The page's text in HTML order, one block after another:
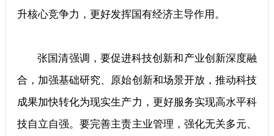
升核心竞争力，更好发挥国有经济主导作用。
张国清强调，要促进科技创新和产业创新深度融
合，加强基础研究、原始创新和场景开放，推动科技
成果加快转化为现实生产力，更好服务实现高水平科
技自立自强。要完善主责主业管理，强化无关多元、